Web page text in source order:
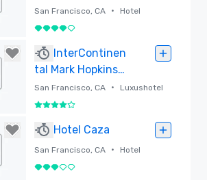
Square
San Francisco, CA • Hotel
4 von 5
InterContinen
tal Mark Hopkins
San Francisco
San Francisco, CA • Luxushotel
4 von 5
Hotel Caza
San Francisco, CA • Hotel
3 von 5